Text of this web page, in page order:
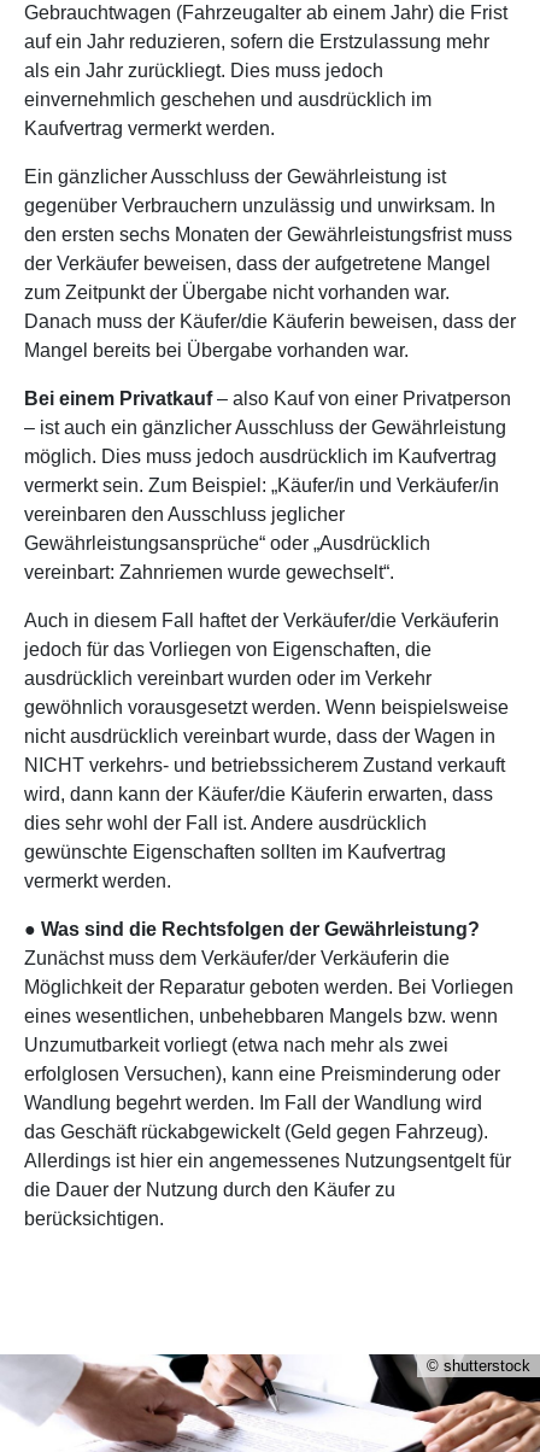
Gebrauchtwagen (Fahrzeugalter ab einem Jahr) die Frist
auf ein Jahr reduzieren, sofern die Erstzulassung mehr
als ein Jahr zurückliegt. Dies muss jedoch
einvernehmlich geschehen und ausdrücklich im
Kaufvertrag vermerkt werden.
Ein gänzlicher Ausschluss der Gewährleistung ist
gegenüber Verbrauchern unzulässig und unwirksam. In
den ersten sechs Monaten der Gewährleistungsfrist muss
der Verkäufer beweisen, dass der aufgetretene Mangel
zum Zeitpunkt der Übergabe nicht vorhanden war.
Danach muss der Käufer/die Käuferin beweisen, dass der
Mangel bereits bei Übergabe vorhanden war.
Bei einem Privatkauf– also Kauf von einer Privatperson
– ist auch ein gänzlicher Ausschluss der Gewährleistung
möglich. Dies muss jedoch ausdrücklich im Kaufvertrag
vermerkt sein. Zum Beispiel: „Käufer/in und Verkäufer/in
vereinbaren den Ausschluss jeglicher
Gewährleistungsansprüche“ oder „Ausdrücklich
vereinbart: Zahnriemen wurde gewechselt“.
Auch in diesem Fall haftet der Verkäufer/die Verkäuferin
jedoch für das Vorliegen von Eigenschaften, die
ausdrücklich vereinbart wurden oder im Verkehr
gewöhnlich vorausgesetzt werden. Wenn beispielsweise
nicht ausdrücklich vereinbart wurde, dass der Wagen in
NICHT verkehrs- und betriebssicherem Zustand verkauft
wird, dann kann der Käufer/die Käuferin erwarten, dass
dies sehr wohl der Fall ist. Andere ausdrücklich
gewünschte Eigenschaften sollten im Kaufvertrag
vermerkt werden.
● Was sind die Rechtsfolgen der Gewährleistung?
Zunächst muss dem Verkäufer/der Verkäuferin die
Möglichkeit der Reparatur geboten werden. Bei Vorliegen
eines wesentlichen, unbehebbaren Mangels bzw. wenn
Unzumutbarkeit vorliegt (etwa nach mehr als zwei
erfolglosen Versuchen), kann eine Preisminderung oder
Wandlung begehrt werden. Im Fall der Wandlung wird
das Geschäft rückabgewickelt (Geld gegen Fahrzeug).
Allerdings ist hier ein angemessenes Nutzungsentgelt für
die Dauer der Nutzung durch den Käufer zu
berücksichtigen.
© shutterstock